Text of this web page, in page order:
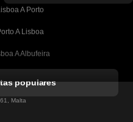
A Porto
A Lisboa
A Albufeira
A Lagos
populares
Malta